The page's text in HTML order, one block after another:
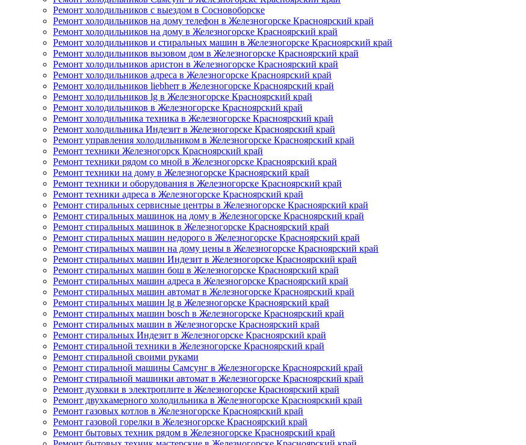
Ремонт холодильников с выездом в Сосновоборске
Ремонт холодильников на дому телефон в Железногорске Красноярский край
Ремонт холодильников на дому в Железногорске Красноярский край
Ремонт холодильников и стиральных машин в Железногорске Красноярский край
Ремонт холодильников вызовом дом в Железногорске Красноярский край
Ремонт холодильников аристон в Железногорске Красноярский край
Ремонт холодильников адреса в Железногорске Красноярский край
Ремонт холодильников liebherr в Железногорске Красноярский край
Ремонт холодильников lg в Железногорске Красноярский край
Ремонт холодильников в Железногорске Красноярский край
Ремонт холодильника техника в Железногорске Красноярский край
Ремонт холодильника Индезит в Железногорске Красноярский край
Ремонт управления холодильником в Железногорске Красноярский край
Ремонт техники Железногорск Красноярский край
Ремонт техники рядом со мной в Железногорске Красноярский край
Ремонт техники на дому в Железногорске Красноярский край
Ремонт техники и оборудования в Железногорске Красноярский край
Ремонт техники адреса в Железногорске Красноярский край
Ремонт стиральных сервисные центры в Железногорске Красноярский край
Ремонт стиральных машинок на дому в Железногорске Красноярский край
Ремонт стиральных машинок в Железногорске Красноярский край
Ремонт стиральных машин недорого в Железногорске Красноярский край
Ремонт стиральных машин на дому цены в Железногорске Красноярский край
Ремонт стиральных машин Индезит в Железногорске Красноярский край
Ремонт стиральных машин бош в Железногорске Красноярский край
Ремонт стиральных машин адреса в Железногорске Красноярский край
Ремонт стиральных машин автомат в Железногорске Красноярский край
Ремонт стиральных машин lg в Железногорске Красноярский край
Ремонт стиральных машин bosch в Железногорске Красноярский край
Ремонт стиральных машин в Железногорске Красноярский край
Ремонт стиральных Индезит в Железногорске Красноярский край
Ремонт стиральной техники в Железногорске Красноярский край
Ремонт стиральной своими руками
Ремонт стиральной машины Самсунг в Железногорске Красноярский край
Ремонт стиральной машинки автомат в Железногорске Красноярский край
Ремонт духовки в электроплите в Железногорске Красноярский край
Ремонт двухкамерного холодильника в Железногорске Красноярский край
Ремонт газовых котлов в Железногорске Красноярский край
Ремонт газовой горелки в Железногорске Красноярский край
Ремонт бытовых техник рядом в Железногорске Красноярский край